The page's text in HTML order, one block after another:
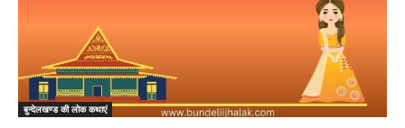
बुन्देलखण्ड की लोक कथाएं